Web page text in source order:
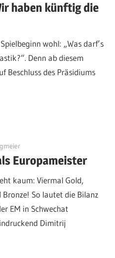
haben künftig die
wohl: „Was darf’s
Denn ab diesem
Beschluss des Präsidiums
Europameister
kaum: Viermal Gold,
So lautet die Bilanz
EM in Schwechat
Dimitrij